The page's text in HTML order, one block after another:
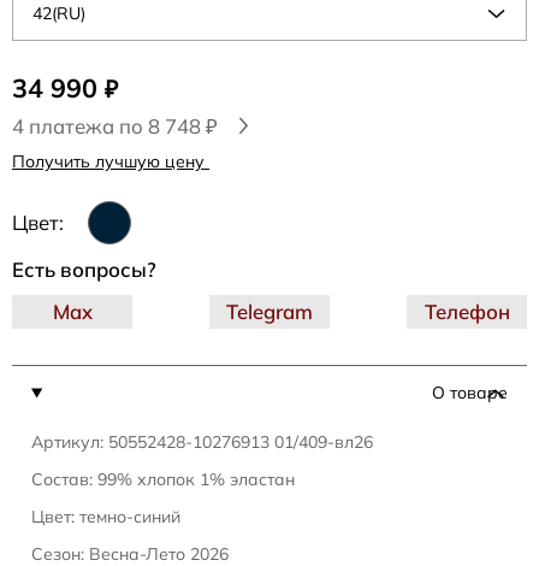
34 990 ₽
4 платежа по 8 748 ₽
Получить лучшую цену
Цвет:
42(RU)
О товаре
Артикул: 50552428-10276913 01/409-вл26
Состав: 99% хлопок 1% эластан
Цвет: темно-синий
Сезон: Весна-Лето 2026
Есть вопросы?
Telegram
Max Телефон